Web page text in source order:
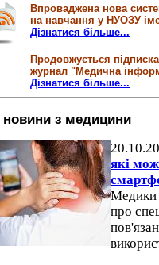
Впроваджена нова
на навчання у НУОЗУ
Дізнатися більше...
Продовжується
журнал "Медична
Дізнатися більше...
новини з медицини
які
Медики
про